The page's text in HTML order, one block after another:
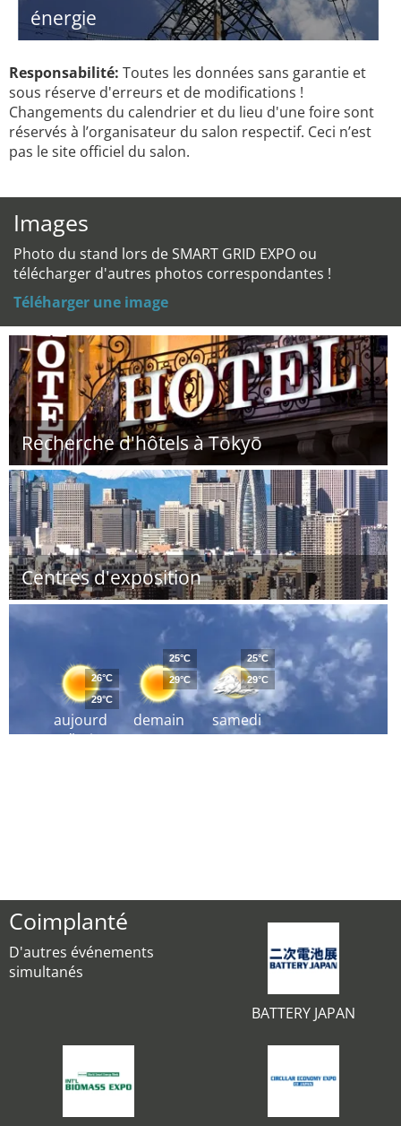
énergie
Responsabilité: Toutes les données sans garantie et
sous réserve d'erreurs et de modifications !
Changements du calendrier et du lieu d'une foire sont
réservés à l’organisateur du salon respectif. Ceci n’est
pas le site officiel du salon.
Images
Photo du stand lors de SMART GRID EXPO ou
télécharger d'autres photos correspondantes !
Téléharger une image
Recherche d'hôtels à Tōkyō
Centres d'exposition
aujourd
´hui
26°C
29°C
demain
25°C
29°C
samedi
25°C
29°C
Coimplanté
D'autres événements
simultanés
BATTERY JAPAN